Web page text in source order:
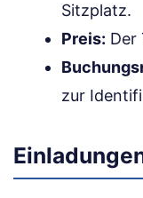
Sitzplatz.
Preis: Der
zur